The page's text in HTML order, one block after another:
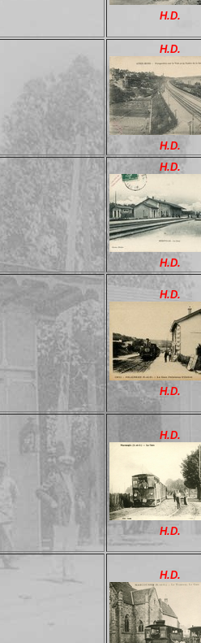
H.D.
H.D.
H.D.
H.D.
H.D.
H.D.
H.D.
H.D.
H.D.
H.D.